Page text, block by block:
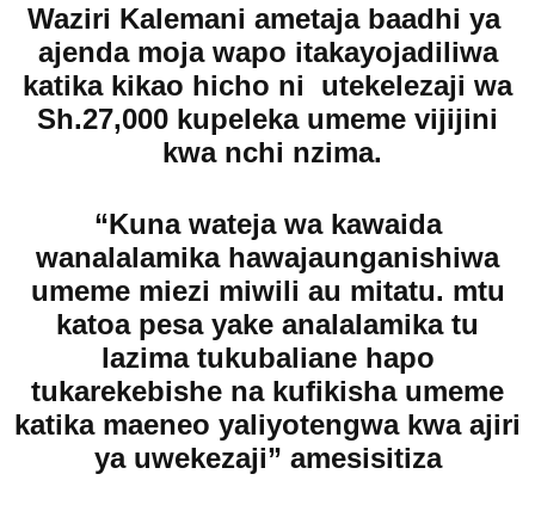
Waziri Kalemani ametaja baadhi ya
ajenda moja wapo itakayojadiliwa
katika kikao hicho ni utekelezaji wa
Sh.27,000 kupeleka umeme vijijini
kwa nchi nzima.
“Kuna wateja wa kawaida
wanalalamika hawajaunganishiwa
umeme miezi miwili au mitatu. mtu
katoa pesa yake analalamika tu
lazima tukubaliane hapo
tukarekebishe na kufikisha umeme
katika maeneo yaliyotengwa kwa ajiri
ya uwekezaji” amesisitiza